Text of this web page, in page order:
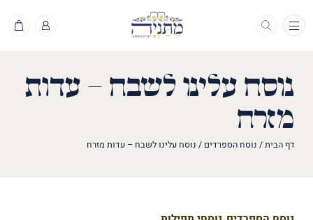
תפריט
נוסח עלינו לשבח – עדות
מזרח
דף הבית/ נוסח הספרדים / נוסח עלינו לשבח – עדות מזרח